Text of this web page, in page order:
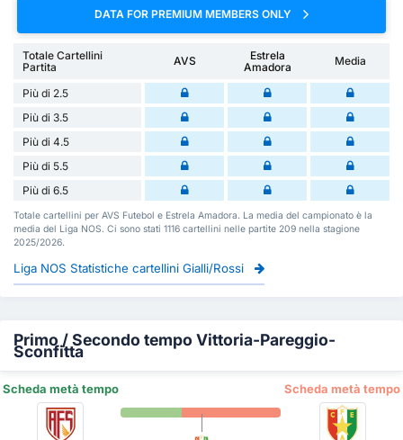
DATA FOR PREMIUM MEMBERS ONLY
Totale Cartellini
Partita
AVS
Estrela
Amadora
Media
Più di 2.5
Più di 3.5
Più di 4.5
Più di 5.5
Più di 6.5
Totale cartellini per AVS Futebol e Estrela Amadora. La media del campionato è la
media del Liga NOS. Ci sono stati 1116 cartellini nelle partite 209 nella stagione
2025/2026.
Liga NOS Statistiche cartellini Gialli/Rossi
Primo / Secondo tempo Vittoria-Pareggio-
Sconfitta
Scheda metà tempo Scheda metà tempo